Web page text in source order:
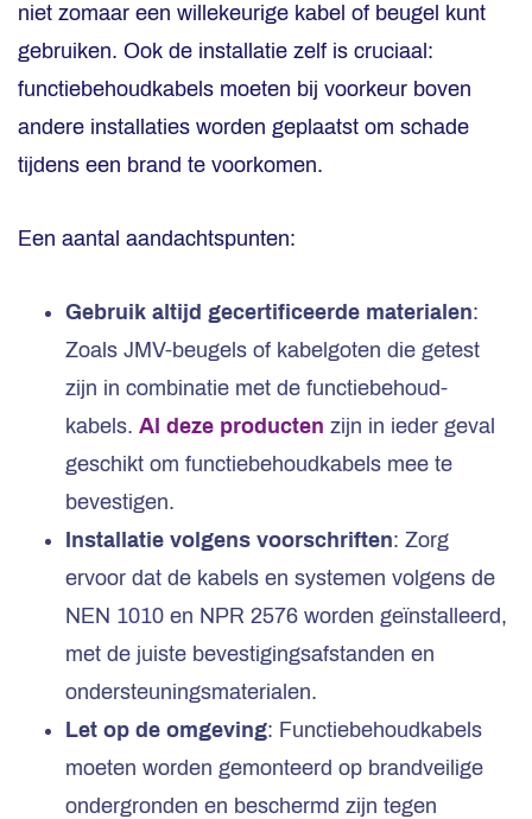
niet zomaar een willekeurige kabel of beugel kunt
gebruiken. Ook de installatie zelf is cruciaal:
functiebehoudkabels moeten bij voorkeur boven
andere installaties worden geplaatst om schade
tijdens een brand te voorkomen.
Een aantal aandachtspunten:
Gebruik altijd gecertificeerde materialen:
Zoals JMV-beugels of kabelgoten die getest
zijn in combinatie met de functiebehoud-
kabels. Al deze producten zijn in ieder geval
geschikt om functiebehoudkabels mee te
bevestigen.
Installatie volgens voorschriften: Zorg
ervoor dat de kabels en systemen volgens de
NEN 1010 en NPR 2576 worden geïnstalleerd,
met de juiste bevestigingsafstanden en
ondersteuningsmaterialen.
Let op de omgeving: Functiebehoudkabels
moeten worden gemonteerd op brandveilige
ondergronden en beschermd zijn tegen